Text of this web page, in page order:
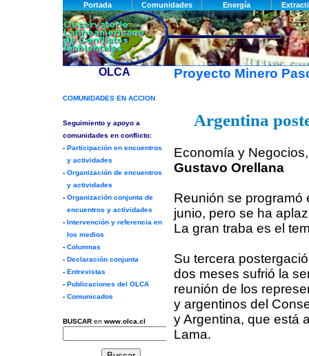
Proyecto Minero
Argentina
Economía y
Gustavo Orellana
Reunión se programó
junio, pero se ha
La gran traba es el
Su tercera
dos meses sufrió la
reunión de los
y argentinos del
y Argentina, que está
Lama.